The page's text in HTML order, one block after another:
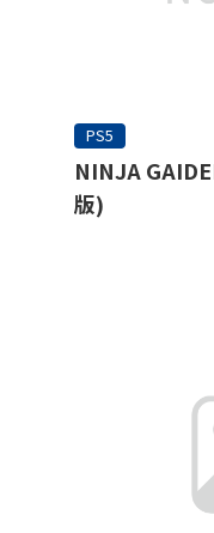
PS5
NINJA
版)